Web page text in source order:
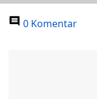
0 Komentar